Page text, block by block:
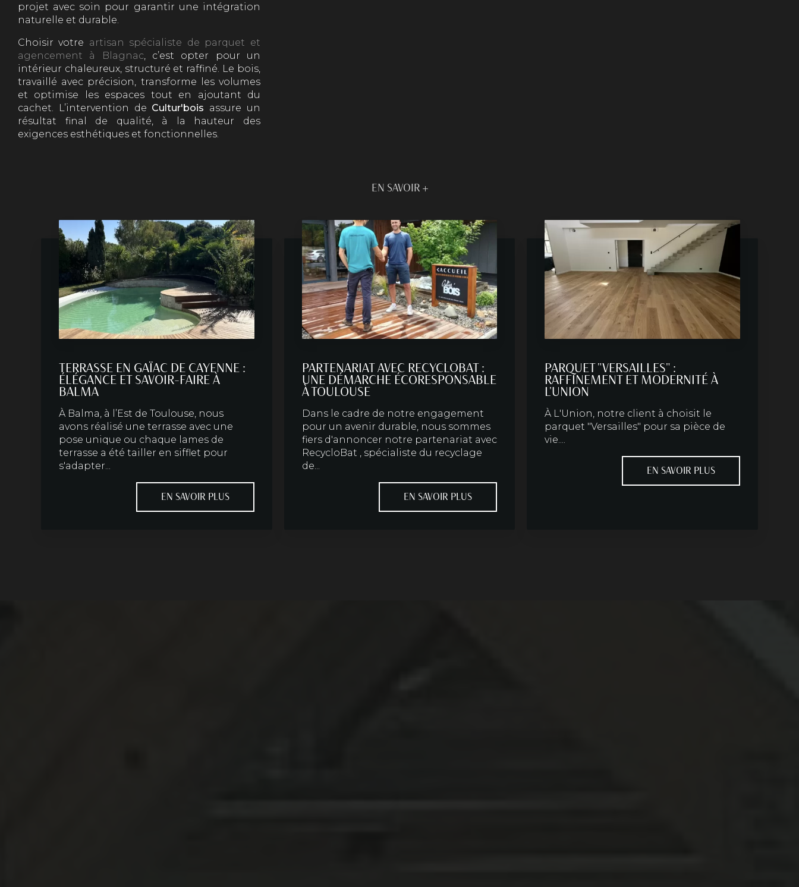
projet avec soin pour garantir une intégration
naturelle et durable.
Choisir votre artisan spécialiste de parquet et
agencement à Blagnac, c’est opter pour un
intérieur chaleureux, structuré et raffiné. Le bois,
travaillé avec précision, transforme les volumes
et optimise les espaces tout en ajoutant du
cachet. L’intervention de Cultur'bois assure un
résultat final de qualité, à la hauteur des
exigences esthétiques et fonctionnelles.
EN SAVOIR +
TERRASSE EN GAÏAC DE CAYENNE :
ÉLÉGANCE ET SAVOIR-FAIRE À
BALMA
À Balma, à l’Est de Toulouse, nous
avons réalisé une terrasse avec une
pose unique ou chaque lames de
terrasse a été tailler en sifflet pour
s'adapter...
EN SAVOIR PLUS
PARTENARIAT AVEC RECYCLOBAT :
UNE DÉMARCHE ÉCORESPONSABLE
À TOULOUSE
Dans le cadre de notre engagement
pour un avenir durable, nous sommes
fiers d'annoncer notre partenariat avec
RecycloBat , spécialiste du recyclage
de...
EN SAVOIR PLUS
PARQUET "VERSAILLES" :
RAFFINEMENT ET MODERNITÉ À
L'UNION
À L'Union, notre client à choisit le
parquet "Versailles" pour sa pièce de
vie....
EN SAVOIR PLUS